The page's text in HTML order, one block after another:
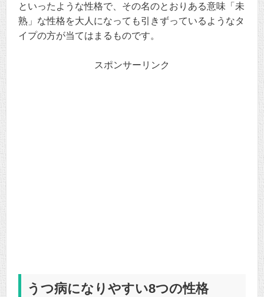
といったような性格で、その名のとおりある意味「未
熟」な性格を大人になっても引きずっているようなタ
イプの方が当てはまるものです。
スポンサーリンク
うつ病になりやすい8つの性格